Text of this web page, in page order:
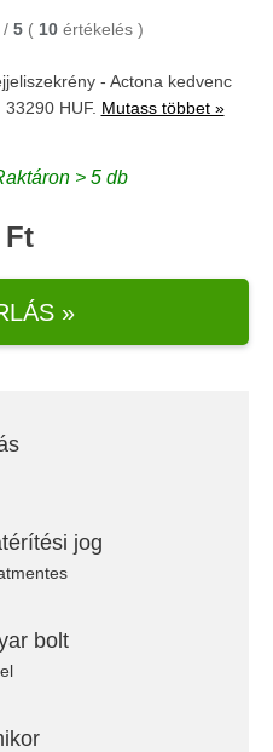
/ 5 ( 10 értékelés )
- Actona kedvenc
HUF. Mutass többet »
> 5 db
Ft
»
jog
bolt